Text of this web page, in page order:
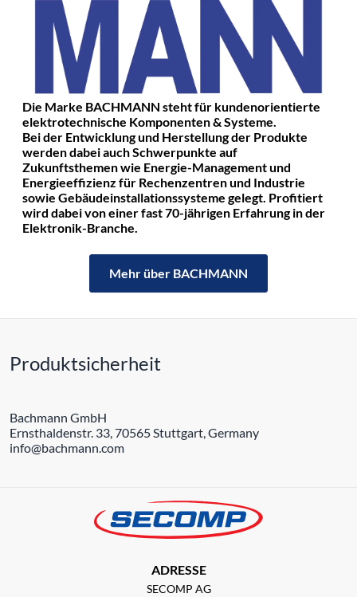
Die Marke BACHMANN steht für kundenorientierte
elektrotechnische Komponenten & Systeme.
Bei der Entwicklung und Herstellung der Produkte
werden dabei auch Schwerpunkte auf
Zukunftsthemen wie Energie-Management und
Energieeffizienz für Rechenzentren und Industrie
sowie Gebäudeinstallationssysteme gelegt. Profitiert
wird dabei von einer fast 70-jährigen Erfahrung in der
Elektronik-Branche.
Mehr über BACHMANN
Produktsicherheit
Bachmann GmbH
Ernsthaldenstr. 33, 70565 Stuttgart, Germany
info@bachmann.com
ADRESSE
SECOMP AG